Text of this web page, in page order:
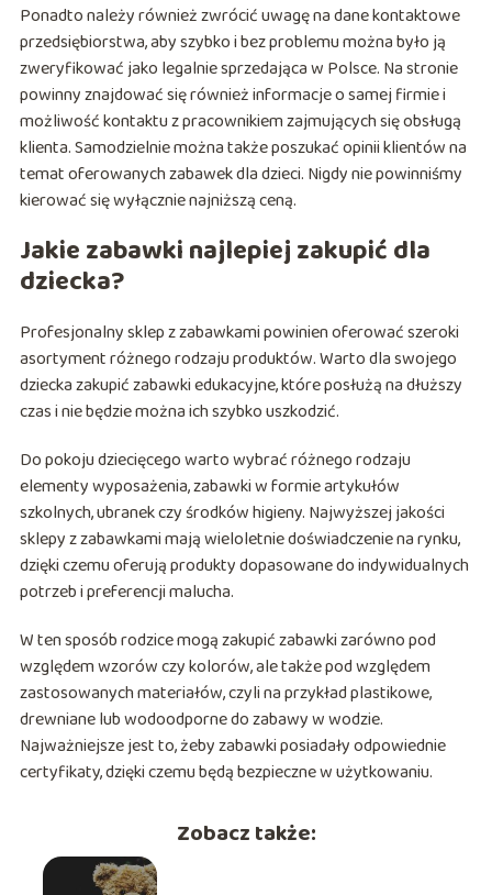
Ponadto należy również zwrócić uwagę na dane kontaktowe
przedsiębiorstwa, aby szybko i bez problemu można było ją
zweryfikować jako legalnie sprzedająca w Polsce. Na stronie
powinny znajdować się również informacje o samej firmie i
możliwość kontaktu z pracownikiem zajmujących się obsługą
klienta. Samodzielnie można także poszukać opinii klientów na
temat oferowanych zabawek dla dzieci. Nigdy nie powinniśmy
kierować się wyłącznie najniższą ceną.
Jakie zabawki najlepiej zakupić dla
dziecka?
Profesjonalny sklep z zabawkami powinien oferować szeroki
asortyment różnego rodzaju produktów. Warto dla swojego
dziecka zakupić zabawki edukacyjne, które posłużą na dłuższy
czas i nie będzie można ich szybko uszkodzić.
Do pokoju dziecięcego warto wybrać różnego rodzaju
elementy wyposażenia, zabawki w formie artykułów
szkolnych, ubranek czy środków higieny. Najwyższej jakości
sklepy z zabawkami mają wieloletnie doświadczenie na rynku,
dzięki czemu oferują produkty dopasowane do indywidualnych
potrzeb i preferencji malucha.
W ten sposób rodzice mogą zakupić zabawki zarówno pod
względem wzorów czy kolorów, ale także pod względem
zastosowanych materiałów, czyli na przykład plastikowe,
drewniane lub wodoodporne do zabawy w wodzie.
Najważniejsze jest to, żeby zabawki posiadały odpowiednie
certyfikaty, dzięki czemu będą bezpieczne w użytkowaniu.
Zobacz także: